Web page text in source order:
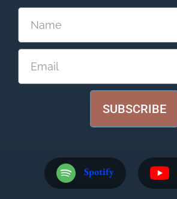
SUBSCRIBE
Spotify